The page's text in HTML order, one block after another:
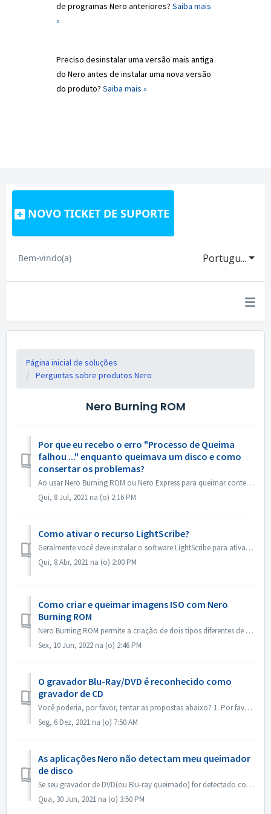
de programas Nero anteriores? Saiba mais
»
Preciso desinstalar uma versão mais antiga
do Nero antes de instalar uma nova versão
do produto? Saiba mais »
NOVO TICKET DE SUPORTE
Portugu...
Bem-vindo(a)
Página inicial de soluções
Perguntas sobre produtos Nero
Nero Burning ROM
Por que eu recebo o erro "Processo de Queima
falhou ..." enquanto queimava um disco e como
consertar os problemas?
Ao usar Nero Burning ROM ou Nero Express para queimar conteúdo em um disco, você pode encontrar a mensagem de erro 'Burn process failed ...'. Então...
Qui, 8 Jul, 2021 na (o) 2:16 PM
Como ativar o recurso LightScribe?
Geralmente você deve instalar o software LightScribe para ativar os recursos do LightScribe. https://lightscribesoftware.org/ Entre em contato conosco se v...
Qui, 8 Abr, 2021 na (o) 2:00 PM
Como criar e queimar imagens ISO com Nero
Burning ROM
Nero Burning ROM permite a criação de dois tipos diferentes de imagens de disco. Os 'Nero Image Files' (*.nrg) consistem de um formato proprietário...
Sex, 10 Jun, 2022 na (o) 2:46 PM
O gravador Blu-Ray/DVD é reconhecido como
gravador de CD
Você poderia, por favor, tentar as propostas abaixo? 1. Por favor, verifique se há um novo driver para seu queimador e firmware. Por favor, atualize se hou...
Seg, 6 Dez, 2021 na (o) 7:50 AM
As aplicações Nero não detectam meu queimador
de disco
Se seu gravador de DVD(ou Blu-ray queimado) for detectado como gravador de CD, favor consultar este artigo: https://nerosupport.freshdesk.com/en/support/so...
Qua, 30 Jun, 2021 na (o) 3:50 PM